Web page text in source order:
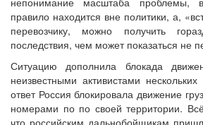
правило находится вне политики, а,
перевозчику, можно получить
последствия, чем может показаться не
Ситуацию дополнила блокада
неизвестными активистами
ответ Россия блокировала движение
номерами по по своей территории.
что российским дальнобойщикам